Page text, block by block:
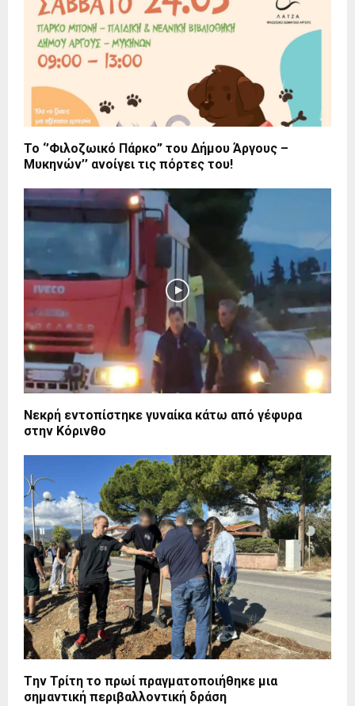
To ‘’Φιλοζωικό Πάρκο” του Δήμου Άργους –
Μυκηνών’’ ανοίγει τις πόρτες του!
Νεκρή εντοπίστηκε γυναίκα κάτω από γέφυρα
στην Κόρινθο
Tην Τρίτη το πρωί πραγματοποιήθηκε μια
σημαντική περιβαλλοντική δράση